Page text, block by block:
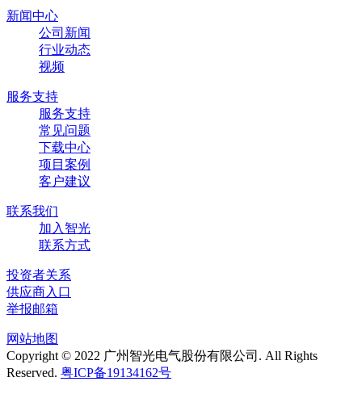
新闻中心
公司新闻
行业动态
视频
服务支持
服务支持
常见问题
下载中心
项目案例
客户建议
联系我们
加入智光
联系方式
投资者关系
供应商入口
举报邮箱
网站地图
Copyright © 2022 广州智光电气股份有限公司. All Rights
Reserved. 粤ICP备19134162号